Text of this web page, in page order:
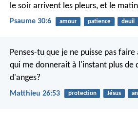
le soir arrivent les pleurs, et le matin
Psaume 30:6 amour patience deuil
Penses-tu que je ne puisse pas
qui me donnerait à l'instant plus de
d'anges?
Matthieu 26:53 protection Jésus